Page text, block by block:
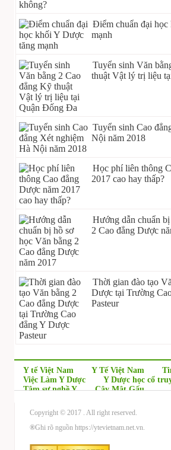
Điểm chuẩn đại
mạnh
Tuyển sinh Văn
thuật Vật lý trị liệu
Tuyển sinh Cao
Nội năm 2018
Học phí liên thông
2017 cao hay thấp?
Hướng dẫn chuẩn
2 Cao đẳng Dược
Thời gian đào tạo
Dược tại Trường
Pasteur
Y tế Việt Nam Y Tế Việt Nam
Việc Làm Y Dược
Y Dược học cổ
Tâm sự nghề Y
Cây Mật Gấu
Copyright © 2017 . All right reserved.
®Ghi rõ nguồn https://ytevietnam.net.vn.